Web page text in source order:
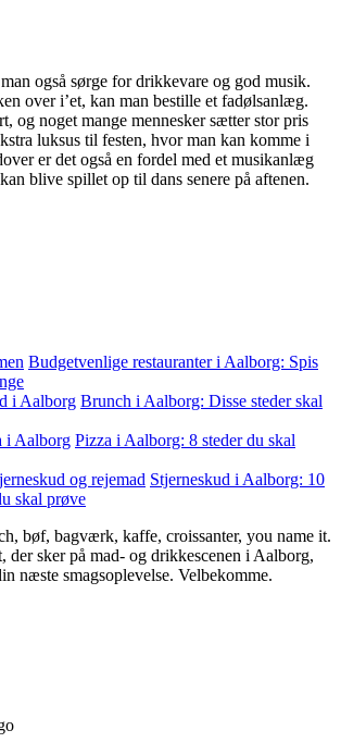
også sørge for drikkevare og god musik.
over i’et, kan man bestille et fadølsanlæg.
og noget mange mennesker sætter stor pris
luksus til festen, hvor man kan komme i
er det også en fordel med et musikanlæg
blive spillet op til dans senere på aftenen.
Budgetvenlige restauranter i Aalborg: Spis
Brunch i Aalborg: Disse steder skal
Pizza i Aalborg: 8 steder du skal
Stjerneskud i Aalborg: 10
skal prøve
bøf, bagværk, kaffe, croissanter, you name it.
der sker på mad- og drikkescenen i Aalborg,
næste smagsoplevelse. Velbekomme.